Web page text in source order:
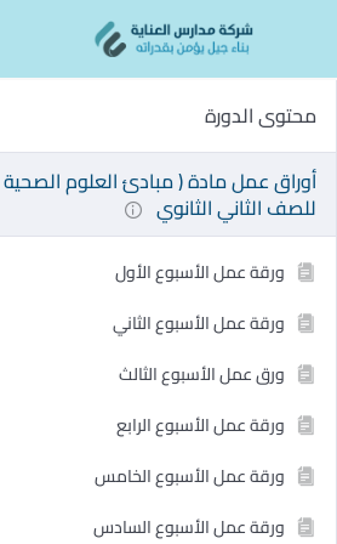
content
محتوى الدورة
أوراق عمل مادة ( مبادئ العلوم
للصف الثاني الثانوي
ورقة عمل الأسبوع الأول
ورقة عمل الأسبوع الثاني
ورق عمل الأسبوع الثالث
ورقة عمل الأسبوع الرابع
ورقة عمل الأسبوع الخامس
ورقة عمل الأسبوع السادس